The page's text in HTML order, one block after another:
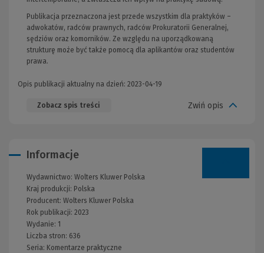
Publikacja przeznaczona jest przede wszystkim dla praktyków –
adwokatów, radców prawnych, radców Prokuratorii Generalnej,
sędziów oraz komorników. Ze względu na uporządkowaną
strukturę może być także pomocą dla aplikantów oraz studentów
prawa.
Opis publikacji aktualny na dzień: 2023-04-19
Zobacz spis treści Zwiń opis
Informacje
Wydawnictwo: Wolters Kluwer Polska
Kraj produkcji: Polska
Producent: Wolters Kluwer Polska
Rok publikacji: 2023
Wydanie: 1
Liczba stron: 636
Seria: Komentarze praktyczne